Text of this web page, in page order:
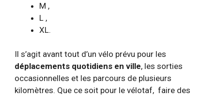
M ,
L ,
XL.
Il s’agit avant tout d’un vélo prévu pour les
déplacements quotidiens en ville, les sorties
occasionnelles et les parcours de plusieurs
kilomètres. Que ce soit pour le vélotaf, faire des